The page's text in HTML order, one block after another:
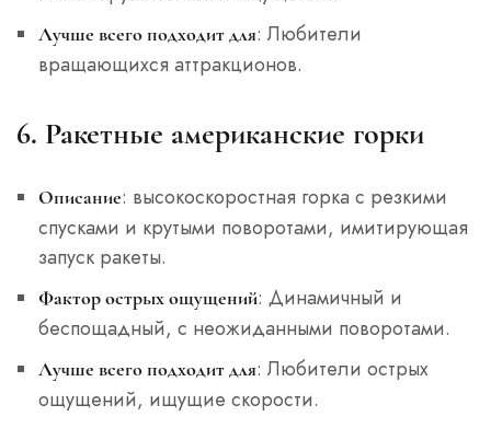
Лучше всего подходит для: Любители
вращающихся аттракционов.
6. Ракетные американские горки
Описание: высокоскоростная горка с резкими
спусками и крутыми поворотами, имитирующая
запуск ракеты.
Фактор острых ощущений: Динамичный и
беспощадный, с неожиданными поворотами.
Лучше всего подходит для: Любители острых
ощущений, ищущие скорости.